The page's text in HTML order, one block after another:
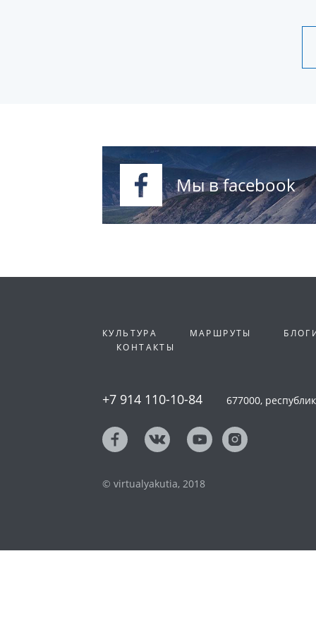
Мы в facebook
КУЛЬТУРА МАРШРУТЫ
КОНТАКТЫ
+7 914 110-10-84 677000,
© virtualyakutia, 2018